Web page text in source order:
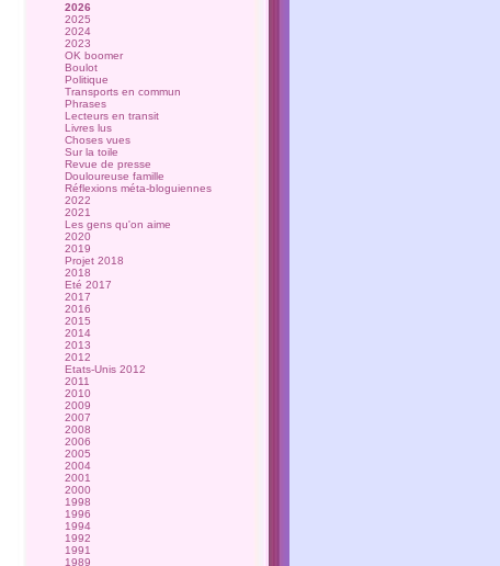
2026
2025
2024
2023
OK boomer
Boulot
Politique
Transports en commun
Phrases
Lecteurs en transit
Livres lus
Choses vues
Sur la toile
Revue de presse
Douloureuse famille
Réflexions méta-bloguiennes
2022
2021
Les gens qu'on aime
2020
2019
Projet 2018
2018
Eté 2017
2017
2016
2015
2014
2013
2012
Etats-Unis 2012
2011
2010
2009
2007
2008
2006
2005
2004
2001
2000
1998
1996
1994
1992
1991
1989